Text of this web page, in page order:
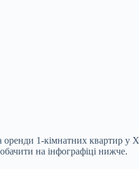
1‑кімнатних квартир у
на інфографіці нижче.